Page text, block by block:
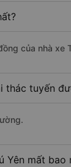
của nhà xe
tuyến
Yên mất